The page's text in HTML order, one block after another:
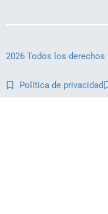
2026 Todos los derechos
Política de privacidad